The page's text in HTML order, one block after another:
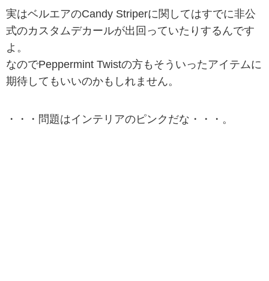
実はベルエアのCandy Striperに関してはすでに非公
式のカスタムデカールが出回っていたりするんです
よ。
なのでPeppermint Twistの方もそういったアイテムに
期待してもいいのかもしれません。
・・・問題はインテリアのピンクだな・・・。